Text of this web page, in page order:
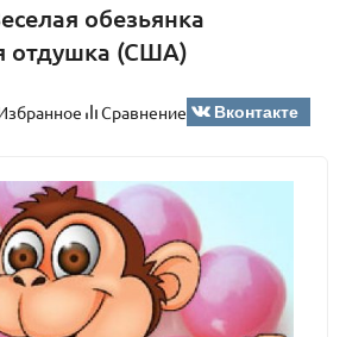
обезьянка
отдушка (США)
Сравнение Вконтакте